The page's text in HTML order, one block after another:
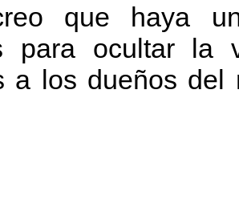
que haya
para ocultar la
a los dueños